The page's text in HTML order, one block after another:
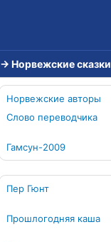
→ Норвежские сказки
Норвежские авторы
Слово переводчика
Гамсун-2009
Пер Гюнт
Прошлогодняя каша